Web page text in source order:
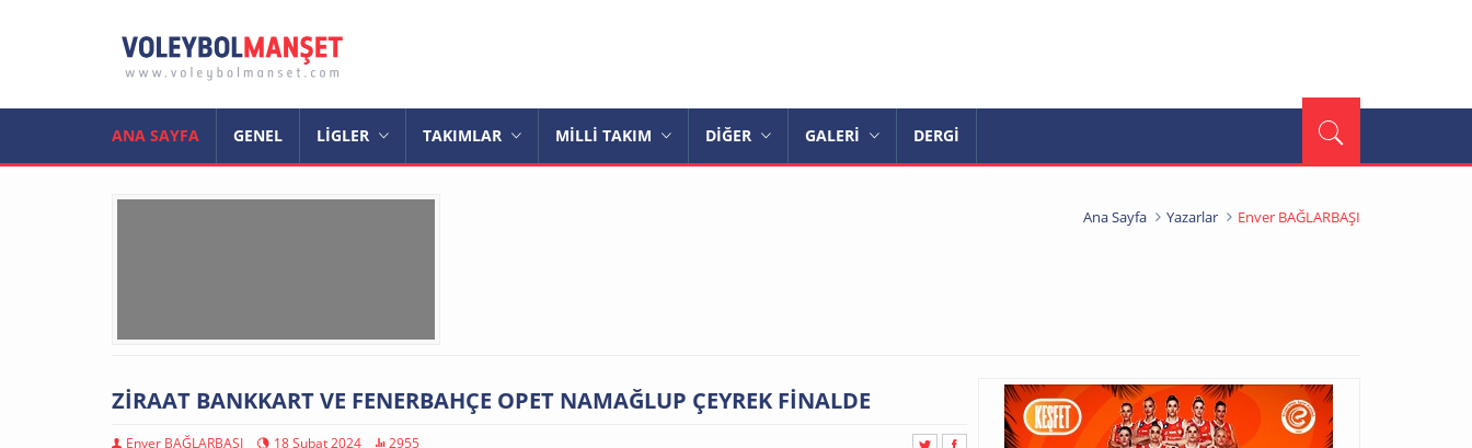
ANA SAYFA GENEL LİGLER TAKIMLAR MİLLİ TAKIM DİĞER GALERİ DERGİ
Ana Sayfa Yazarlar Enver BAĞLARBAŞI
ZİRAAT BANKKART VE FENERBAHÇE OPET NAMAĞLUP ÇEYREK FİNALDE
Enver BAĞLARBAŞI 18 Şubat 2024 2955